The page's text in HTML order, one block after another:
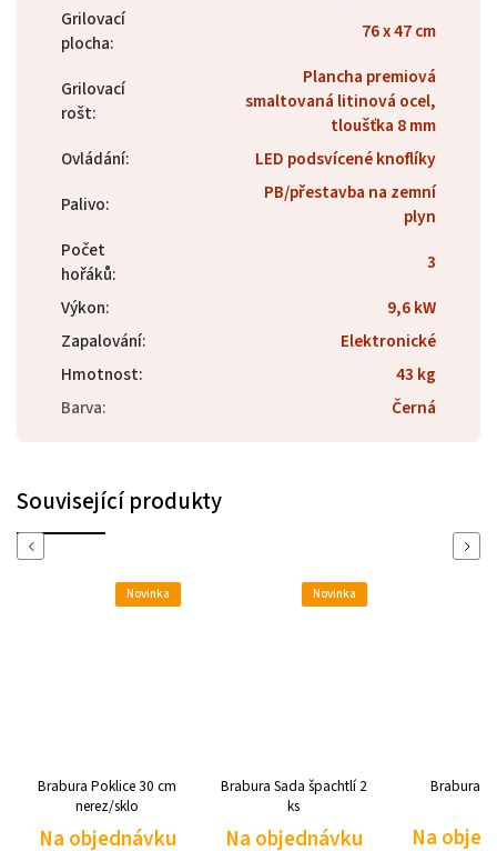
Grilovací
plocha: 76 x 47 cm
Grilovací
rošt:
Plancha premiová
smaltovaná litinová ocel,
tloušťka 8 mm
Ovládání:
LED podsvícené knoflíky
Palivo:
PB/přestavba na zemní
plyn
Počet
hořáků:
3
Výkon:
9,6 kW
Zapalování:
Elektronické
Hmotnost:
43 kg
Barva: Černá
Související produkty
Previous
Poklice 30 cm
Brabura Sada špachtlí 2
Na objednávku
Brabura Víko 30
Na objednávku
Next